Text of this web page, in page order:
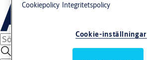
Cookiepolicy Integritetspolicy
Cookie-inställningar